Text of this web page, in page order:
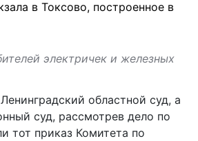
в Токсово, построенное в
электричек и железных
областной суд, а
суд, рассмотрев дело по
тот приказ Комитета по